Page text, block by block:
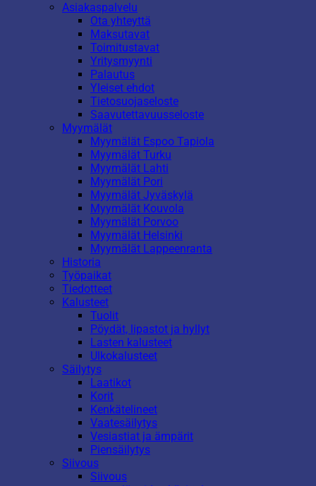
Asiakaspalvelu
Ota yhteyttä
Maksutavat
Toimitustavat
Yritysmyynti
Palautus
Yleiset ehdot
Tietosuojaseloste
Saavutettavuusseloste
Myymälät
Myymälät Espoo Tapiola
Myymälät Turku
Myymälät Lahti
Myymälät Pori
Myymälät Jyväskylä
Myymälät Kouvola
Myymälät Porvoo
Myymälät Helsinki
Myymälät Lappeenranta
Historia
Työpaikat
Tiedotteet
Kalusteet
Tuolit
Pöydät, lipastot ja hyllyt
Lasten kalusteet
Ulkokalusteet
Säilytys
Laatikot
Korit
Kenkätelineet
Vaatesäilytys
Vesiastiat ja ämpärit
Piensäilytys
Siivous
Siivous